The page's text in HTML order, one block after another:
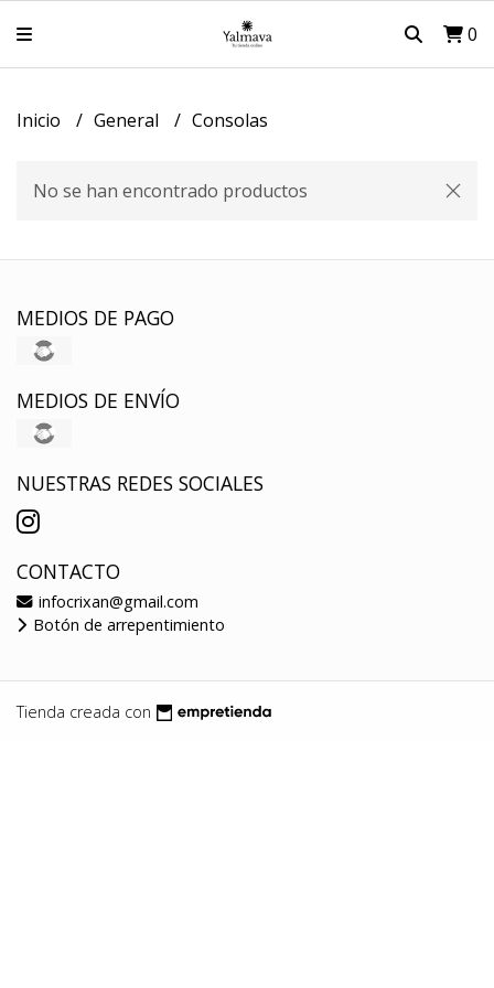
0
Inicio General Consolas
No se han encontrado productos
MEDIOS DE PAGO
MEDIOS DE ENVÍO
NUESTRAS REDES SOCIALES
CONTACTO
infocrixan@gmail.com
Botón de arrepentimiento
Tienda creada con